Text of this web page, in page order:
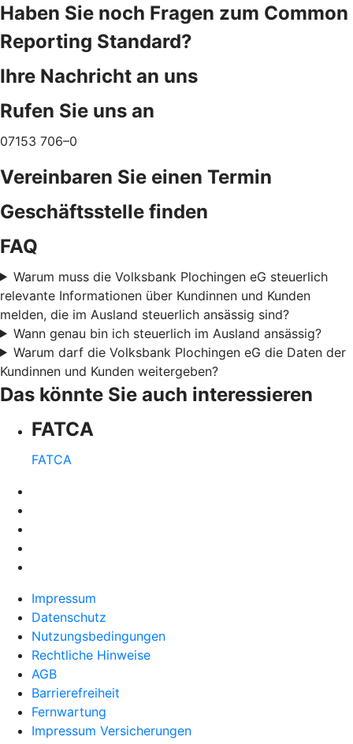
Haben Sie noch Fragen zum Common
Reporting Standard?
Ihre Nachricht an uns
Rufen Sie uns an
07153 706–0
Vereinbaren Sie einen Termin
Geschäftsstelle finden
FAQ
Warum muss die Volksbank Plochingen eG steuerlich
relevante Informationen über Kundinnen und Kunden
melden, die im Ausland steuerlich ansässig sind?
Wann genau bin ich steuerlich im Ausland ansässig?
Warum darf die Volksbank Plochingen eG die Daten der
Kundinnen und Kunden weitergeben?
Das könnte Sie auch interessieren
FATCA
FATCA
Impressum
Datenschutz
Nutzungsbedingungen
Rechtliche Hinweise
AGB
Barrierefreiheit
Fernwartung
Impressum Versicherungen